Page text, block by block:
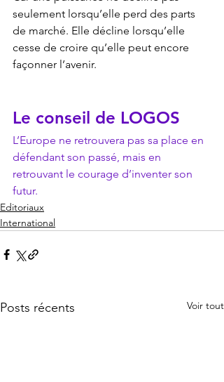
seulement lorsqu’elle perd des parts
de marché. Elle décline lorsqu’elle
cesse de croire qu’elle peut encore
façonner l’avenir.
Le conseil de LOGOS
L’Europe ne retrouvera pas sa place en
défendant son passé, mais en
retrouvant le courage d’inventer son
futur.
Editoriaux
International
Posts récents Voir tout